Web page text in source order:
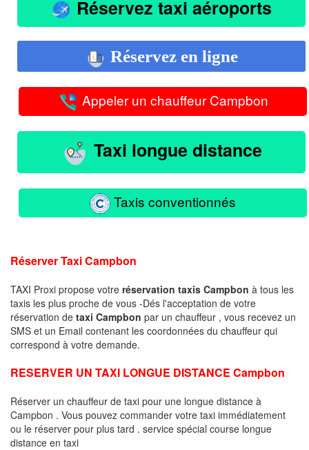
Réservez taxi aéroports
Réservez en ligne
Appeler un chauffeur Campbon
Taxi longue distance
Taxis conventionnés
Réserver Taxi Campbon
TAXI Proxi propose votre réservation taxis Campbon à tous les
taxis les plus proche de vous -Dés l'acceptation de votre
réservation de taxi Campbon par un chauffeur , vous recevez un
SMS et un Email contenant les coordonnées du chauffeur qui
correspond à votre demande.
RESERVER UN TAXI LONGUE DISTANCE Campbon
Réserver un chauffeur de taxi pour une longue distance à
Campbon . Vous pouvez commander votre taxi immédiatement
ou le réserver pour plus tard . service spécial course longue
distance en taxi